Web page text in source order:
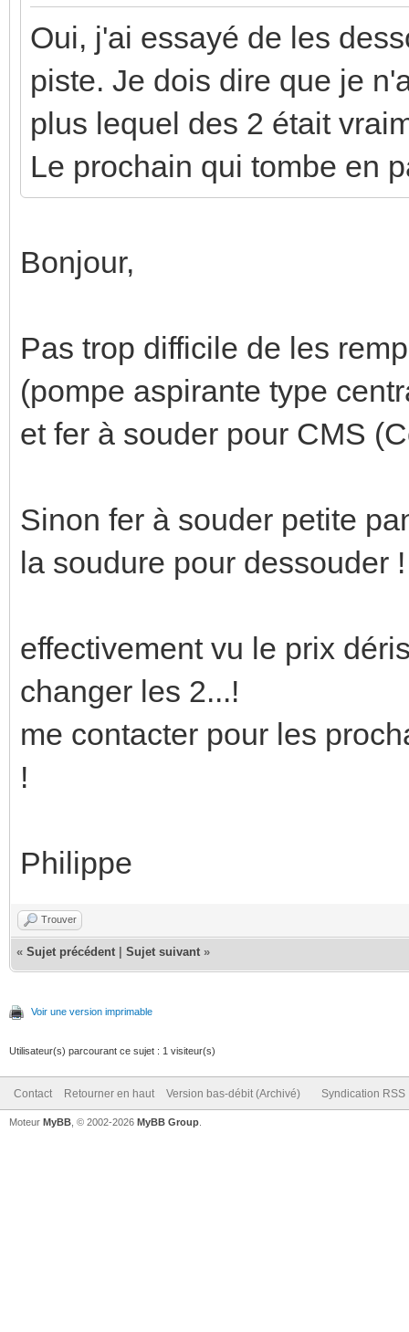
Oui, j'ai essayé de les
piste. Je dois dire que je
plus lequel des 2 était
Le prochain qui tombe en
Bonjour,
Pas trop difficile de les
(pompe aspirante type
et fer à souder pour CMS
Sinon fer à souder petite
la soudure pour dessouder !
effectivement vu le prix
changer les 2...!
me contacter pour les
!
Philippe
Trouver
« Sujet précédent Sujet suivant »
Voir une version imprimable
Utilisateur(s) parcourant ce sujet : 1 visiteur(s)
Contact Retourner en haut Version bas-débit (Archivé) Syndication RSS
Moteur MyBB , © 2002-2026 MyBB Group